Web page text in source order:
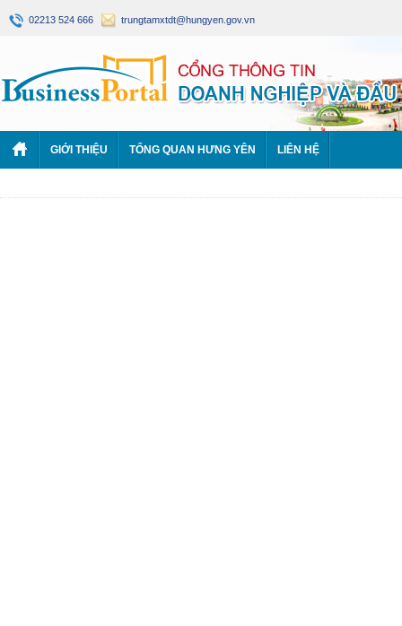
02213 524 666 trungtamxtdt@hungyen.gov.vn
GIỚI THIỆU TỔNG QUAN HƯNG YÊN LIÊN HỆ